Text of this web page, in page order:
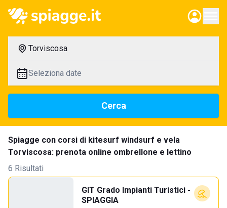
Torviscosa
Seleziona date
Cerca
Spiagge con corsi di kitesurf windsurf e vela
Torviscosa: prenota online ombrellone e lettino
6 Risultati
GIT Grado Impianti Turistici -
SPIAGGIA